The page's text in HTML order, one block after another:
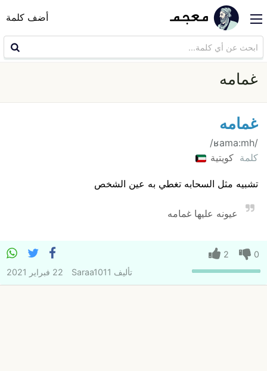
أضف كلمة
غمامه
غمامه
/ʁama:mh/
كلمة كويتية
تشبيه مثل السحابه تغطي به عين الشخص
عيونه عليها غمامه
0
2
تأليف Saraa1011 22 فبراير 2021